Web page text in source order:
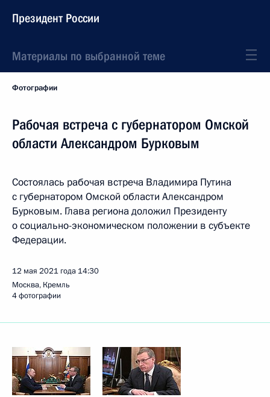
Президент России
Материалы по выбранной теме
Фотографии
Рабочая встреча с губернатором Омской
области Александром Бурковым
Состоялась рабочая встреча Владимира Путина
с губернатором Омской области Александром
Бурковым. Глава региона доложил Президенту
о социально-экономическом положении в субъекте
Федерации.
12 мая 2021 года 14:30
Москва, Кремль
4 фотографии